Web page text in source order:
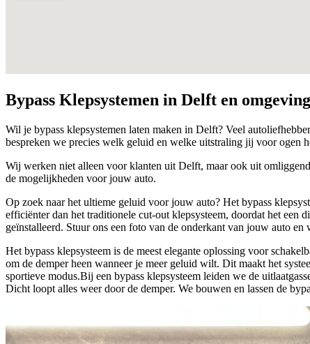
Bypass Klepsystemen in Delft en omgeving
Wil je bypass klepsystemen laten maken in Delft? Veel
bespreken we precies welk geluid en welke uitstraling jij voor ogen
Wij werken niet alleen voor klanten uit Delft, maar ook uit
de mogelijkheden voor jouw auto.
Op zoek naar het ultieme geluid voor jouw auto? Het bypass
efficiënter dan het traditionele cut-out klepsysteem, doordat het een
geïnstalleerd. Stuur ons een foto van de onderkant van jouw auto
Het bypass klepsysteem is de meest elegante oplossing voor
om de demper heen wanneer je meer geluid wilt. Dit maakt het
sportieve modus.Bij een bypass klepsysteem leiden we de
Dicht loopt alles weer door de demper. We bouwen en lassen de